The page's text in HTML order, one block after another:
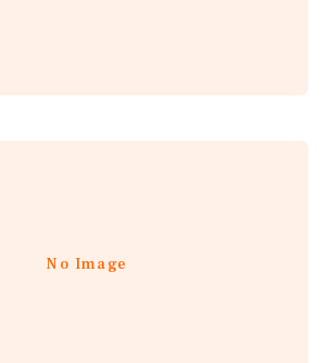
No Image